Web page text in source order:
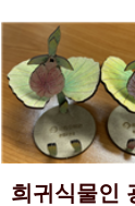
희귀식물인